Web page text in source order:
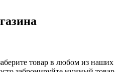
товар в любом из наших